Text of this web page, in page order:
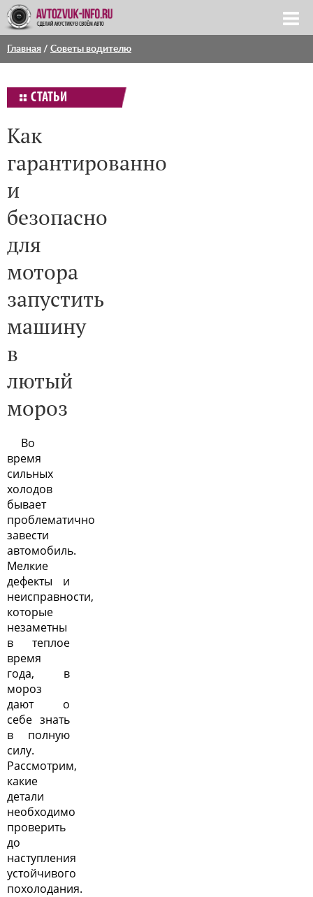
Главная / Советы водителю
СТАТЬИ
Как
гарантированно
и
безопасно
для
мотора
запустить
машину
в
лютый
мороз
Во
время
сильных
холодов
бывает
проблематично
завести
автомобиль.
Мелкие
дефекты и
неисправности,
которые
незаметны
в теплое
время
года, в
мороз
дают о
себе знать
в полную
силу.
Рассмотрим,
какие
детали
необходимо
проверить
до
наступления
устойчивого
похолодания.